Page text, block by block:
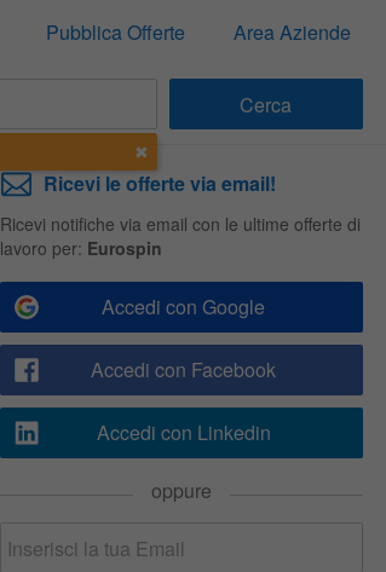
Pubblica Offerte Area Aziende
Ricevi le offerte via email!
Ricevi notifiche via email con le ultime offerte di
lavoro per: Eurospin
Accedi con Google
Accedi con Facebook
Accedi con Linkedin
oppure